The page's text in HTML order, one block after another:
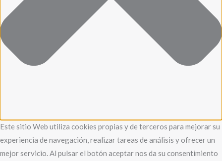
Este sitio Web utiliza cookies propias y de terceros para mejorar su
experiencia de navegación, realizar tareas de análisis y ofrecer un
mejor servicio. Al pulsar el botón aceptar nos da su consentimiento